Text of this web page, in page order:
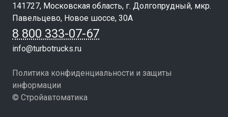
141727, Московская область, г. Долгопрудный, мкр.
Павельцево, Новое шоссе, 30А
8 800 333-07-67
info@turbotrucks.ru
Политика конфиденциальности и защиты
информации
© Стройавтоматика